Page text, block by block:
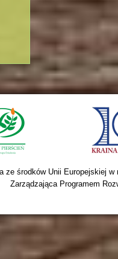
ze środków Unii Europejskiej
Zarządzająca Programem